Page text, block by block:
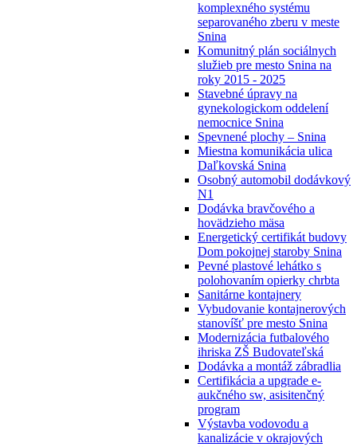
komplexného systému
separovaného zberu v meste
Snina
Komunitný plán sociálnych
služieb pre mesto Snina na
roky 2015 - 2025
Stavebné úpravy na
gynekologickom oddelení
nemocnice Snina
Spevnené plochy – Snina
Miestna komunikácia ulica
Daľkovská Snina
Osobný automobil dodávkový
N1
Dodávka bravčového a
hovädzieho mäsa
Energetický certifikát budovy
Dom pokojnej staroby Snina
Pevné plastové lehátko s
polohovaním opierky chrbta
Sanitárne kontajnery
Vybudovanie kontajnerových
stanovíšť pre mesto Snina
Modernizácia futbalového
ihriska ZŠ Budovateľská
Dodávka a montáž zábradlia
Certifikácia a upgrade e-
aukčného sw, asisitenčný
program
Výstavba vodovodu a
kanalizácie v okrajových